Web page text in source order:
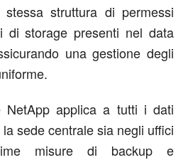
struttura di permessi
di storage presenti nel data
una gestione degli
NetApp applica a tutti i dati
sede centrale sia negli uffici
misure di backup e